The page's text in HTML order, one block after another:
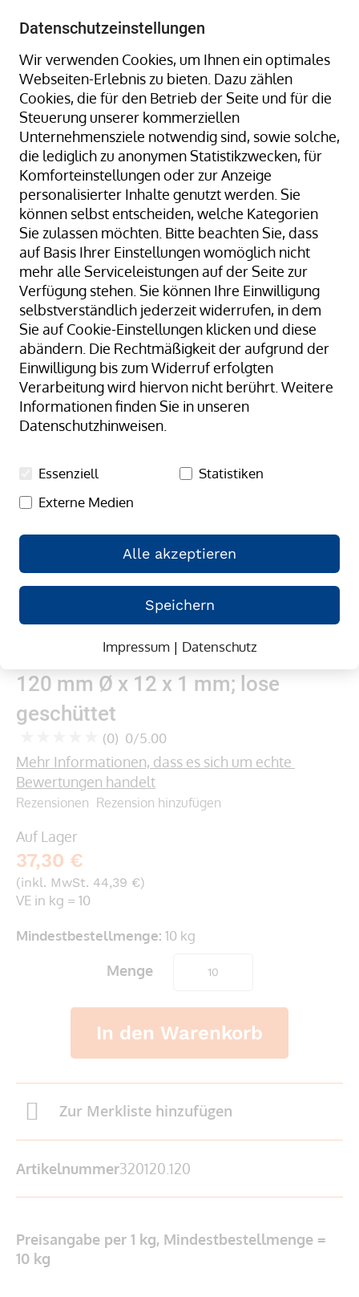
Datenschutzeinstellungen
Wir verwenden Cookies, um Ihnen ein optimales
Webseiten-Erlebnis zu bieten. Dazu zählen
Cookies, die für den Betrieb der Seite und für die
Steuerung unserer kommerziellen
Unternehmensziele notwendig sind, sowie solche,
die lediglich zu anonymen Statistikzwecken, für
Komforteinstellungen oder zur Anzeige
personalisierter Inhalte genutzt werden. Sie
können selbst entscheiden, welche Kategorien
Sie zulassen möchten. Bitte beachten Sie, dass
auf Basis Ihrer Einstellungen womöglich nicht
mehr alle Serviceleistungen auf der Seite zur
Verfügung stehen. Sie können Ihre Einwilligung
selbstverständlich jederzeit widerrufen, in dem
Sie auf Cookie-Einstellungen klicken und diese
abändern. Die Rechtmäßigkeit der aufgrund der
Einwilligung bis zum Widerruf erfolgten
Verarbeitung wird hiervon nicht berührt. Weitere
Informationen finden Sie in unseren
Datenschutzhinweisen.
Essenziell
Statistiken
Externe Medien
Alle akzeptieren
Speichern
Impressum| Datenschutz
Home
Gummiringe + Gummibänder
Gummiringe + Gummibänder Naturkautschuk
Gummibänder, natur/transparent; 120 mm Ø x 12 x 1
mm; lose geschüttet
Zum
Ende
der
Bildergalerie
springen
Anfang
der
Bildergalerie
springen
Gummibänder, natur/transparent;
120 mm Ø x 12 x 1 mm; lose
geschüttet
0
% of100
(0) 0/5.00
Mehr Informationen, dass es sich um echte
Bewertungen handelt
Rezensionen Rezension hinzufügen
Auf Lager
37,30 €
(inkl. MwSt. 44,39 €)
VE in kg = 10
Mindestbestellmenge: 10 kg
Menge
In den Warenkorb
Zur Merkliste hinzufügen
Artikelnummer320120.120
Preisangabe per 1 kg, Mindestbestellmenge =
10 kg